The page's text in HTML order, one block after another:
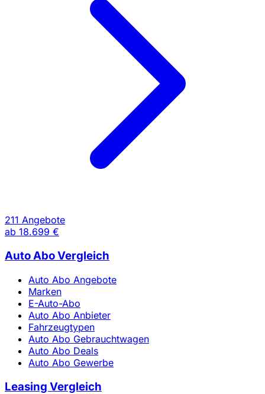
211 Angebote
ab 18.699 €
Auto Abo Vergleich
Auto Abo Angebote
Marken
E-Auto-Abo
Auto Abo Anbieter
Fahrzeugtypen
Auto Abo Gebrauchtwagen
Auto Abo Deals
Auto Abo Gewerbe
Leasing Vergleich